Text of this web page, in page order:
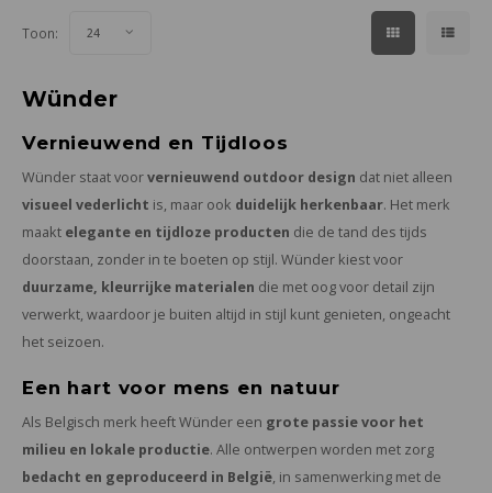
Toon: 24
Wünder
Vernieuwend en Tijdloos
Wünder staat voorvernieuwend outdoor design dat niet alleen
visueel vederlicht is, maar ook duidelijk herkenbaar. Het merk
maakt elegante en tijdloze producten die de tand des tijds
doorstaan, zonder in te boeten op stijl. Wünder kiest voor
duurzame, kleurrijke materialen die met oog voor detail zijn
verwerkt, waardoor je buiten altijd in stijl kunt genieten, ongeacht
het seizoen.
Een hart voor mens en natuur
Als Belgisch merk heeft Wünder een grote passie voor het
milieu en lokale productie. Alle ontwerpen worden met zorg
bedacht en geproduceerd in België, in samenwerking met de